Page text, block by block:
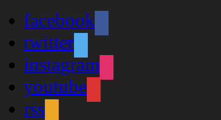
facebook
twitter
instagram
youtube
rss